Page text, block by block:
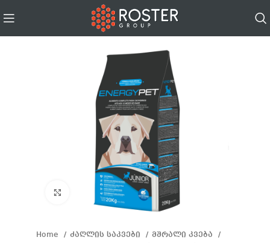
Click to enlarge
Home ძაღლის საკვები
მშრალი კვება